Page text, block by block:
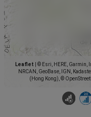
Leaflet
© Esri, HERE, Garmin,
NRCAN, GeoBase, IGN,
(Hong Kong), ©